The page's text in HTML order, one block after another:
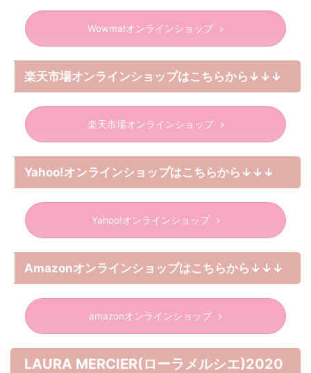
Wowma!オンラインショップ
楽天市場オンラインショップはこちらから↓↓↓
楽天市場オンラインショップ
Yahoo!オンラインショップはこちらから↓↓↓
Yahoo!オンラインショップ
Amazonオンラインショップはこちらから↓↓↓
amazonオンラインショップ
LAURA MERCIER(ローラメルシエ)2020